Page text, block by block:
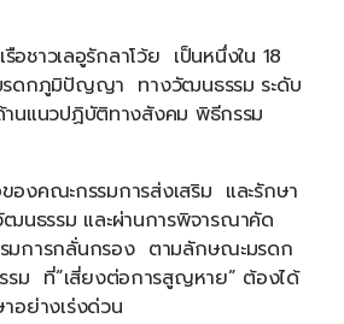
วเลอูรักลาโว้ย เป็นหนึ่งใน 18
รดกภูมิปัญญา ทางวัฒนธรรม ระดับ
นแนวปฏิบัติทางสังคม พิธีกรรม
ณะกรรมการส่งเสริม และรักษา
ธรรม และผ่านการพิจารณาคัด
มการกลั่นกรอง ตามลักษณะมรดก
ที่”เสี่ยงต่อการสูญหาย” ต้องได้
อย่างเร่งด่วน